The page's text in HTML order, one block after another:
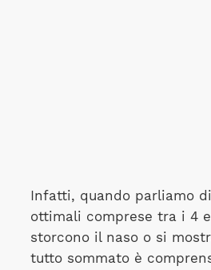
Infatti, quando parliamo
ottimali comprese tra i 4
storcono il naso o si
tutto sommato è